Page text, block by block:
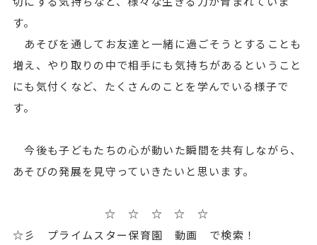
す。
あそびを通してお友達と一緒に過ごそうとすることも
増え、やり取りの中で相手にも気持ちがあるということ
にも気付くなど、たくさんのことを学んでいる様子で
す。
今後も子どもたちの心が動いた瞬間を共有しながら、
あそびの発展を見守っていきたいと思います。
☆ ☆ ☆ ☆ ☆
☆彡 プライムスター保育園 動画 で検索！